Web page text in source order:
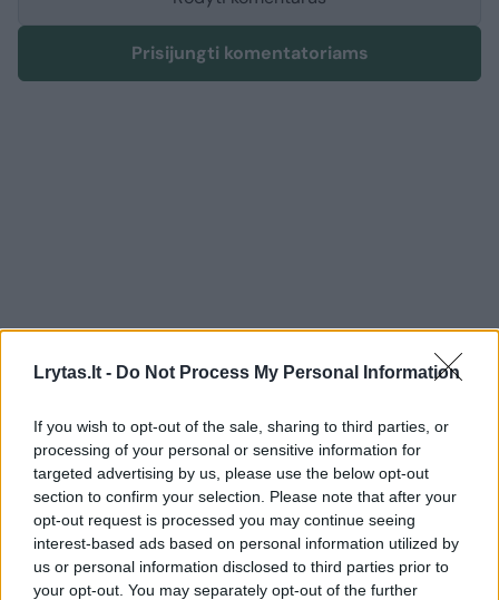
Lrytas.lt - Do Not Process My Personal Information
If you wish to opt-out of the sale, sharing to third parties, or
processing of your personal or sensitive information for
targeted advertising by us, please use the below opt-out
section to confirm your selection. Please note that after your
opt-out request is processed you may continue seeing
interest-based ads based on personal information utilized by
us or personal information disclosed to third parties prior to
your opt-out. You may separately opt-out of the further
Prisijungti komentatoriams
Sportas Krepšinis
Prie „Ryto“ prisijungė Eurolygoje ir
Europos taurėje žibėjęs gynėjas
2026 m. rugpjūčio 9 d. 07:05